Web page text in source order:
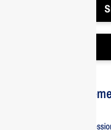
Votre
Pour un usage